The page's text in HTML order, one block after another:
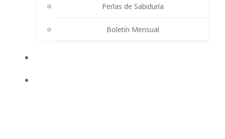
Perlas de Sabiduría
Boletín Mensual